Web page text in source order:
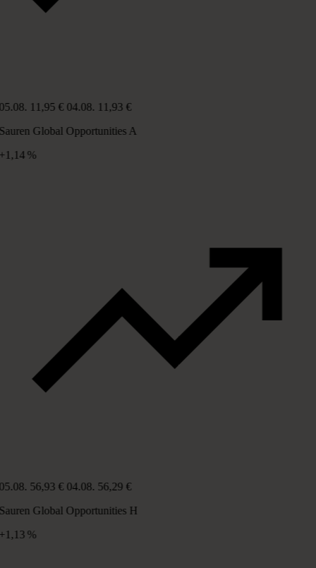
11,95 € 04.08. 11,93 €
Global Opportunities A
%
56,93 € 04.08. 56,29 €
Global Opportunities H
%